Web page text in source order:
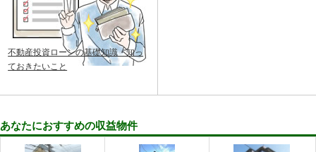
不動産投資ローンの基礎知識・知っ
ておきたいこと
あなたにおすすめの収益物件